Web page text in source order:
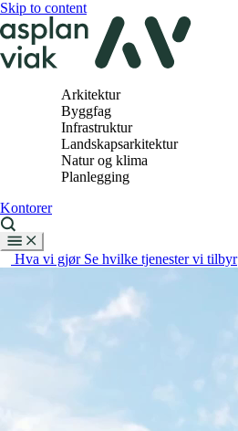
Skip to content
Arkitektur
Byggfag
Infrastruktur
Landskapsarkitektur
Natur og klima
Planlegging
Kontorer
Hva vi gjør Se hvilke tjenester vi tilbyr